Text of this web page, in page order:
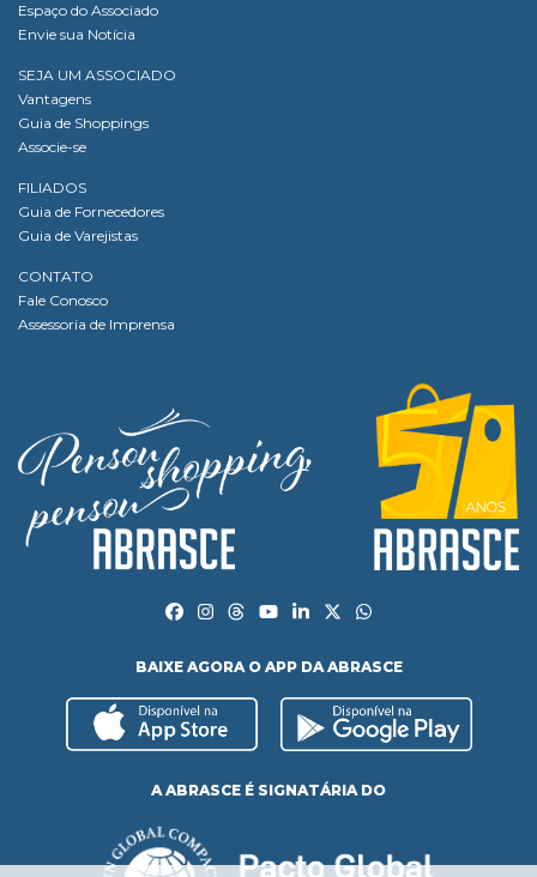
Espaço do Associado
Envie sua Notícia
SEJA UM ASSOCIADO
Vantagens
Guia de Shoppings
Associe-se
FILIADOS
Guia de Fornecedores
Guia de Varejistas
CONTATO
Fale Conosco
Assessoria de Imprensa
BAIXE AGORA O APP DA ABRASCE
A ABRASCE É SIGNATÁRIA DO